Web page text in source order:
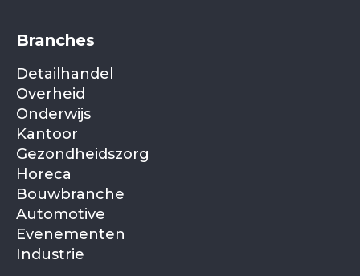
Branches
Detailhandel
Overheid
Onderwijs
Kantoor
Gezondheidszorg
Horeca
Bouwbranche
Automotive
Evenementen
Industrie